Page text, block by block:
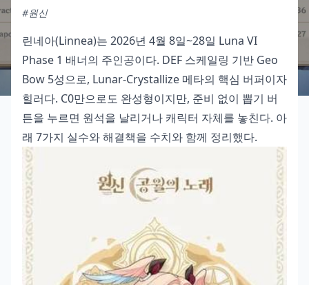
#원신
린네아(Linnea)는 2026년 4월 8일~28일 Luna VI
Phase 1 배너의 주인공이다. DEF 스케일링 기반 Geo
Bow 5성으로, Lunar-Crystallize 메타의 핵심 버퍼이자
힐러다. C0만으로도 완성형이지만, 준비 없이 뽑기 버
튼을 누르면 원석을 날리거나 캐릭터 자체를 놓친다. 아
래 7가지 실수와 해결책을 수치와 함께 정리했다.